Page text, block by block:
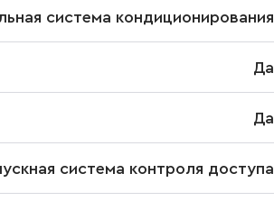
система кондиционирования
Да
Да
система контроля доступа